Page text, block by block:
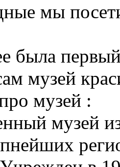
мы
была
музей
музей :
музей